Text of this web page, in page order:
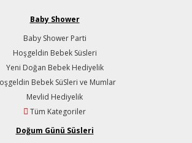
Baby Shower
Baby Shower Parti
Hoşgeldin Bebek Süsleri
Yeni Doğan Bebek Hediyelik
Bebek SüSleri ve Mumlar
Mevlid Hediyelik
Tüm Kategoriler
Doğum Günü Süsleri